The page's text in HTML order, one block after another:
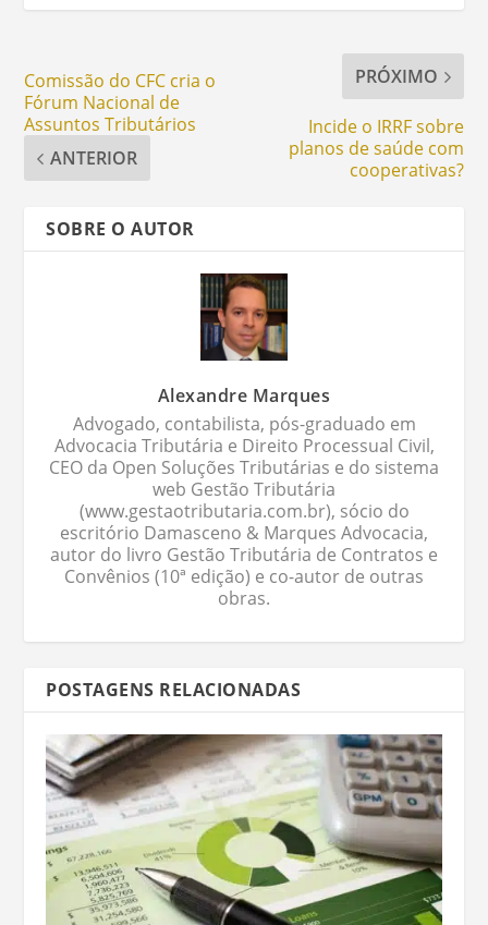
Comissão do CFC cria o
Fórum Nacional de
Assuntos Tributários
ANTERIOR
PRÓXIMO
Incide o IRRF sobre
planos de saúde com
cooperativas?
SOBRE O AUTOR
Alexandre Marques
Advogado, contabilista, pós-graduado em
Advocacia Tributária e Direito Processual Civil,
CEO da Open Soluções Tributárias e do sistema
web Gestão Tributária
(www.gestaotributaria.com.br), sócio do
escritório Damasceno & Marques Advocacia,
autor do livro Gestão Tributária de Contratos e
Convênios (10ª edição) e co-autor de outras
obras.
POSTAGENS RELACIONADAS